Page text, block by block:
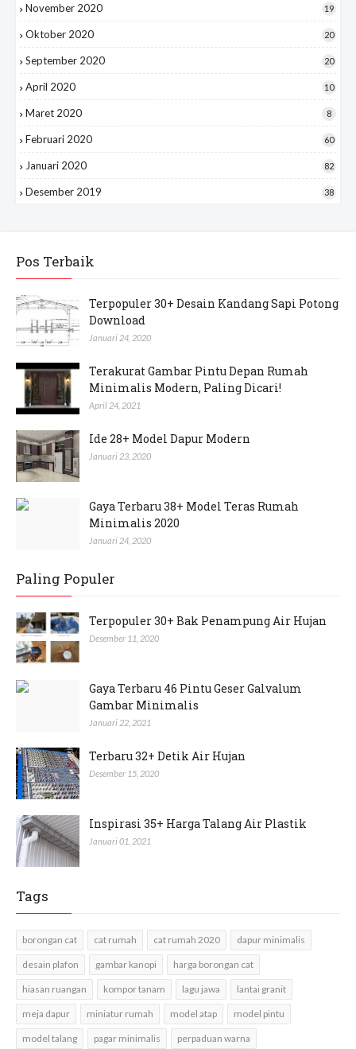
November 2020 19
Oktober 2020 20
September 2020 20
April 2020 10
Maret 2020 8
Februari 2020 60
Januari 2020 82
Desember 2019 38
Pos Terbaik
Terpopuler 30+ Desain Kandang Sapi Potong
Download
Januari 24, 2020
Terakurat Gambar Pintu Depan Rumah
Minimalis Modern, Paling Dicari!
April 24, 2021
Ide 28+ Model Dapur Modern
Januari 23, 2020
Gaya Terbaru 38+ Model Teras Rumah
Minimalis 2020
Januari 24, 2020
Paling Populer
Terpopuler 30+ Bak Penampung Air Hujan
Desember 11, 2020
Gaya Terbaru 46 Pintu Geser Galvalum
Gambar Minimalis
Januari 22, 2021
Terbaru 32+ Detik Air Hujan
Desember 15, 2020
Inspirasi 35+ Harga Talang Air Plastik
Januari 01, 2021
Tags
borongan cat cat rumah cat rumah 2020 dapur minimalis
desain plafon gambar kanopi harga borongan cat
hiasan ruangan kompor tanam lagu jawa lantai granit
meja dapur miniatur rumah model atap model pintu
model talang pagar minimalis perpaduan warna